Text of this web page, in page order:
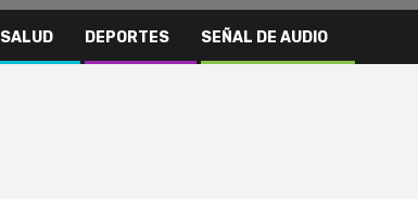
SALUD DEPORTES SEÑAL DE AUDIO